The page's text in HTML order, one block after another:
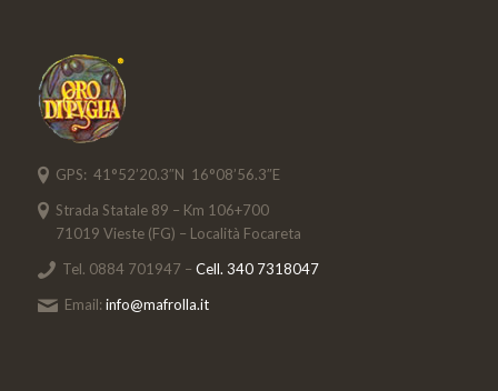
GPS: 41°52’20.3″N 16°08’56.3″E
Strada Statale 89 – Km 106+700
71019 Vieste (FG) – Località Focareta
Tel. 0884 701947 –Cell. 340 7318047
Email:info@mafrolla.it